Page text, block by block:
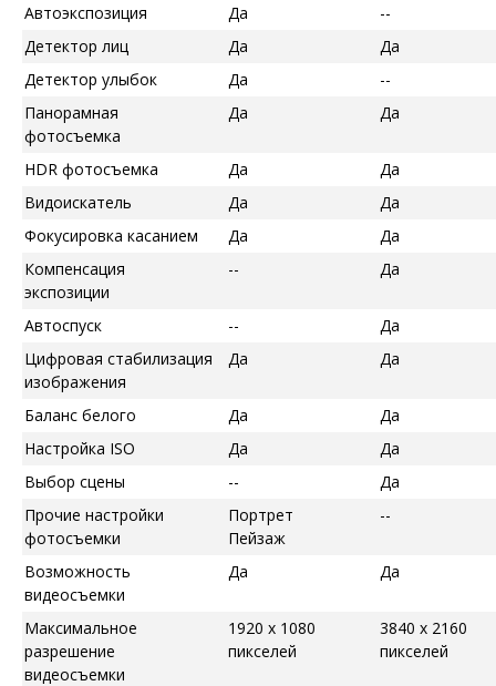
Автоэкспозиция
Да
--
Детектор лиц
Да
Да
Детектор улыбок
Да
--
Панорамная
фотосъемка
Да Да
HDR фотосъемка Да
Да
Видоискатель
Да
Да
Фокусировка касанием
Да
Да
Компенсация
экспозиции
-- Да
Автоспуск --
Да
Цифровая стабилизация
изображения
Да Да
Баланс белого Да
Да
Настройка ISO
Да
Да
Выбор сцены
--
Да
Прочие настройки
фотосъемки
Портрет
Пейзаж
--
Возможность
видеосъемки
Да Да
Максимальное
разрешение
видеосъемки
1920 x 1080
пикселей
3840 x 2160
пикселей